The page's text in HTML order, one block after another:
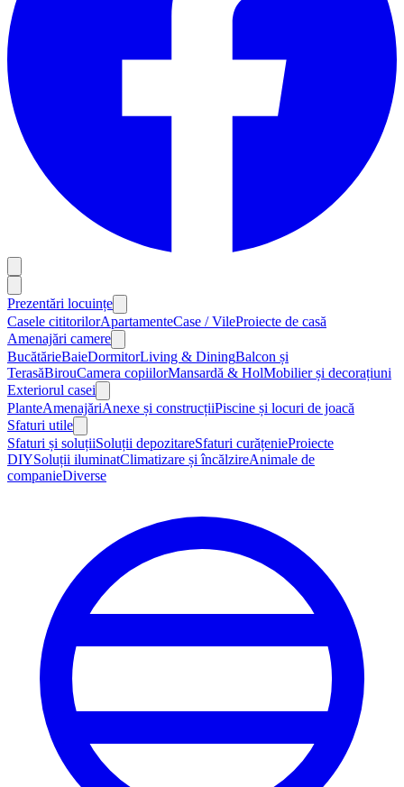
Prezentări locuințe
Casele cititorilorApartamenteCase / VileProiecte de casă
Amenajări camere
BucătărieBaieDormitorLiving & DiningBalcon și
TerasăBirouCamera copiilorMansardă & HolMobilier și decorațiuni
Exteriorul casei
PlanteAmenajăriAnexe și construcțiiPiscine și locuri de joacă
Sfaturi utile
Sfaturi și soluțiiSoluții depozitareSfaturi curățenieProiecte
DIYSoluții iluminatClimatizare și încălzireAnimale de
companieDiverse